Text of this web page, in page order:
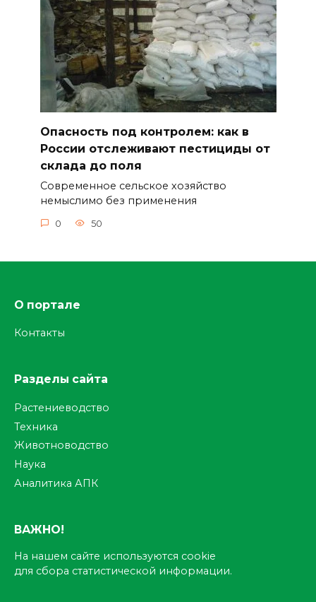
Опасность под контролем: как в
России отслеживают пестициды от
склада до поля
Современное сельское хозяйство
немыслимо без применения
0 50
О портале
Контакты
Разделы сайта
Растениеводство
Техника
Животноводство
Наука
Аналитика АПК
ВАЖНО!
На нашем сайте используются cookie
для сбора статистической информации.